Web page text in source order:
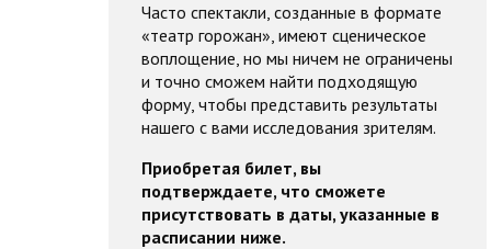
Часто спектакли, созданные в формате
«театр горожан», имеют сценическое
воплощение, но мы ничем не ограничены
и точно сможем найти подходящую
форму, чтобы представить результаты
нашего с вами исследования зрителям.
Приобретая билет, вы
подтверждаете, что сможете
присутствовать в даты, указанные в
расписании ниже.